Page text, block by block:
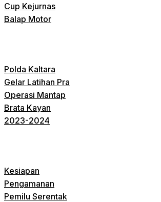
Cup Kejurnas
Balap Motor
Polda Kaltara
Gelar Latihan Pra
Operasi Mantap
Brata Kayan
2023-2024
Kesiapan
Pengamanan
Pemilu Serentak